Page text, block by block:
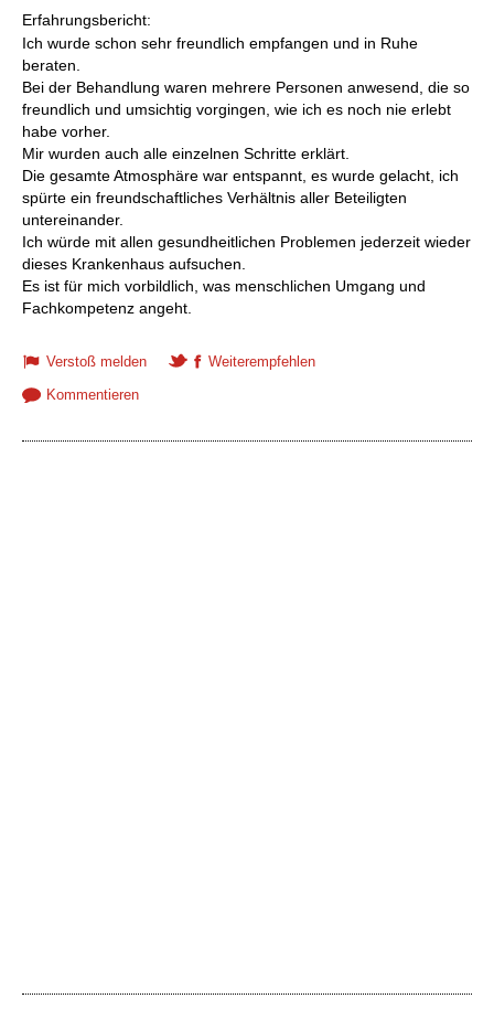
Erfahrungsbericht:
Ich wurde schon sehr freundlich empfangen und in Ruhe
beraten.
Bei der Behandlung waren mehrere Personen anwesend, die so
freundlich und umsichtig vorgingen, wie ich es noch nie erlebt
habe vorher.
Mir wurden auch alle einzelnen Schritte erklärt.
Die gesamte Atmosphäre war entspannt, es wurde gelacht, ich
spürte ein freundschaftliches Verhältnis aller Beteiligten
untereinander.
Ich würde mit allen gesundheitlichen Problemen jederzeit wieder
dieses Krankenhaus aufsuchen.
Es ist für mich vorbildlich, was menschlichen Umgang und
Fachkompetenz angeht.
Verstoß melden
Weiterempfehlen
Kommentieren